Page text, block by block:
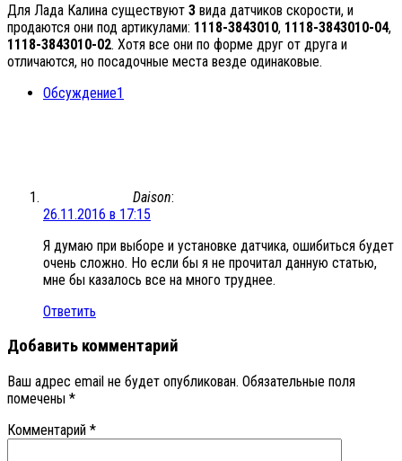
Для Лада Калина существуют 3 вида датчиков скорости, и
продаются они под артикулами: 1118-3843010, 1118-3843010-04,
1118-3843010-02. Хотя все они по форме друг от друга и
отличаются, но посадочные места везде одинаковые.
Обсуждение1
Daison:
26.11.2016 в 17:15
Я думаю при выборе и установке датчика, ошибиться будет
очень сложно. Но если бы я не прочитал данную статью,
мне бы казалось все на много труднее.
Ответить
Добавить комментарий
Ваш адрес email не будет опубликован. Обязательные поля
помечены *
Комментарий *